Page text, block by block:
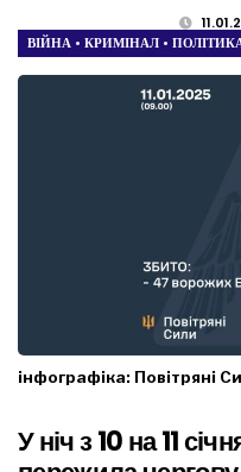
ВІЙНА • КРИМІНАЛ •
інфографіка: Повітряні
У ніч з 10 на 11